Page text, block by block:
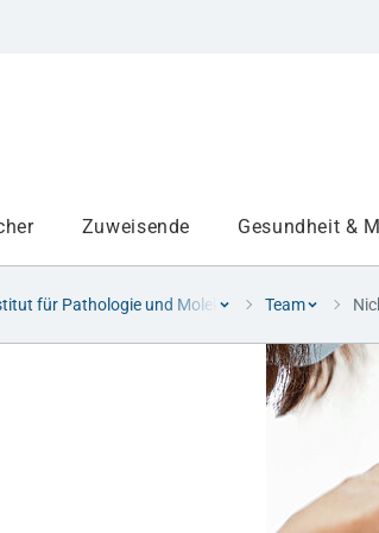
Zuweisende Gesundheit &
für Pathologie und Molekulare Diagnostik
Team